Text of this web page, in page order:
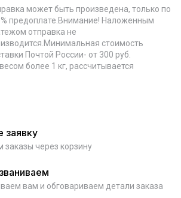
может быть произведена, только по
предоплате.Внимание! Наложенным
отправка не
стоимость
Почтой России- от 300 руб.
более 1 кг, рассчитывается
заявку
заказы через корзину
вам и обговариваем детали заказа